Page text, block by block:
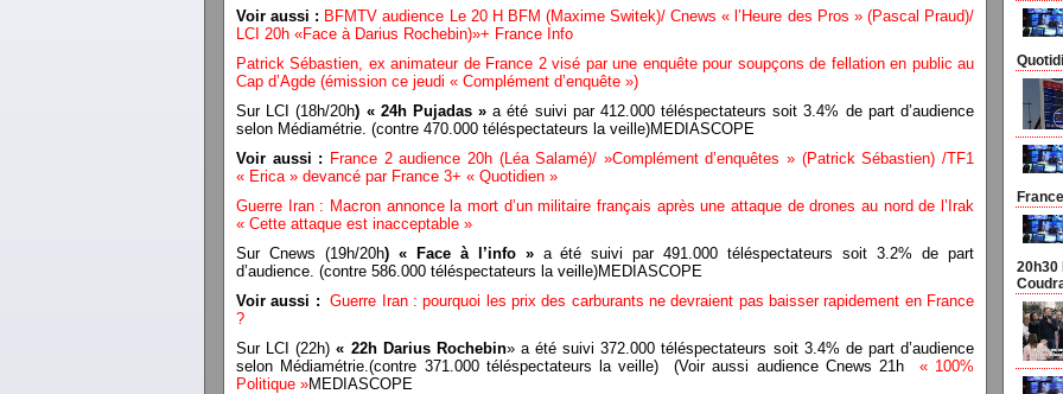
Voir aussi : BFMTV audience Le 20 H BFM (Maxime Switek)/ Cnews « l’Heure des Pros » (Pascal Praud)/
LCI 20h «Face à Darius Rochebin)»+ France Info
Patrick Sébastien, ex animateur de France 2 visé par une enquête pour soupçons de fellation en public au
Cap d’Agde (émission ce jeudi « Complément d’enquête »)
Sur LCI (18h/20h) « 24h Pujadas » a été suivi par 412.000 téléspectateurs soit 3.4% de part d’audience
selon Médiamétrie. (contre 470.000 téléspectateurs la veille)MEDIASCOPE
Voir aussi : France 2 audience 20h (Léa Salamé)/ »Complément d’enquêtes » (Patrick Sébastien) /TF1
« Erica » devancé par France 3+ « Quotidien »
Guerre Iran : Macron annonce la mort d’un militaire français après une attaque de drones au nord de l’Irak
« Cette attaque est inacceptable »
Sur Cnews (19h/20h) « Face à l’info » a été suivi par 491.000 téléspectateurs soit 3.2% de part
d’audience. (contre 586.000 téléspectateurs la veille)MEDIASCOPE
Voir aussi :
Guerre Iran : pourquoi les prix des carburants ne devraient pas baisser rapidement en France
?
Sur LCI (22h)« 22h Darius Rochebin» a été suivi 372.000 téléspectateurs soit 3.4% de part d’audience
selon Médiamétrie.(contre 371.000 téléspectateurs la veille) (Voir aussi audience Cnews 21h
« 100%
Politique »MEDIASCOPE
20h30